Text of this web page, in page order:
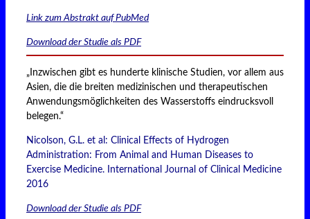
Link zum Abstrakt auf PubMed
Download der Studie als PDF
„Inzwischen gibt es hunderte klinische Studien, vor allem aus
Asien, die die breiten medizinischen und therapeutischen
Anwendungsmöglichkeiten des Wasserstoffs eindrucksvoll
belegen.“
Nicolson, G.L. et al: Clinical Effects of Hydrogen
Administration: From Animal and Human Diseases to
Exercise Medicine. International Journal of Clinical Medicine
2016
Download der Studie als PDF